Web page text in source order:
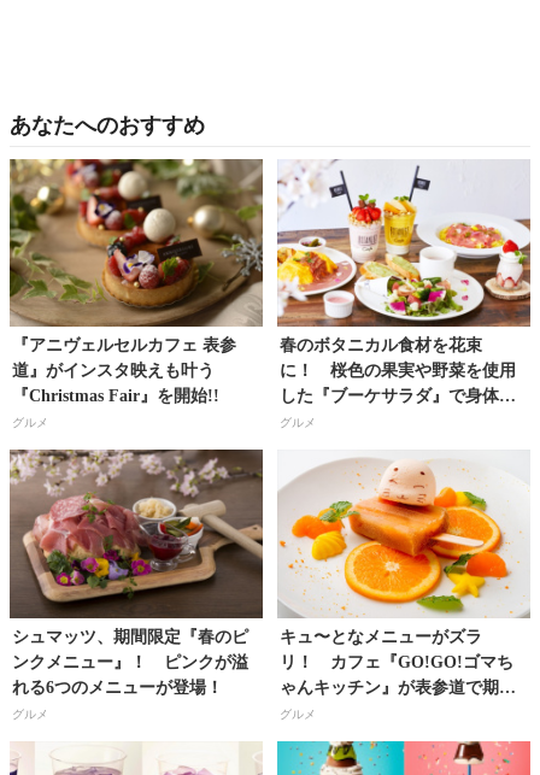
あなたへのおすすめ
『アニヴェルセルカフェ 表参
道』がインスタ映えも叶う
『Christmas Fair』を開始!!
グルメ
春のボタニカル食材を花束
に！ 桜色の果実や野菜を使用
した『ブーケサラダ』で身体の
内側から春を体感!!
グルメ
シュマッツ、期間限定『春のピ
ンクメニュー』！ ピンクが溢
れる6つのメニューが登場！
グルメ
キュ〜となメニューがズラ
リ！ カフェ『GO!GO!ゴマち
ゃんキッチン』が表参道で期間
限定でオープン！
グルメ